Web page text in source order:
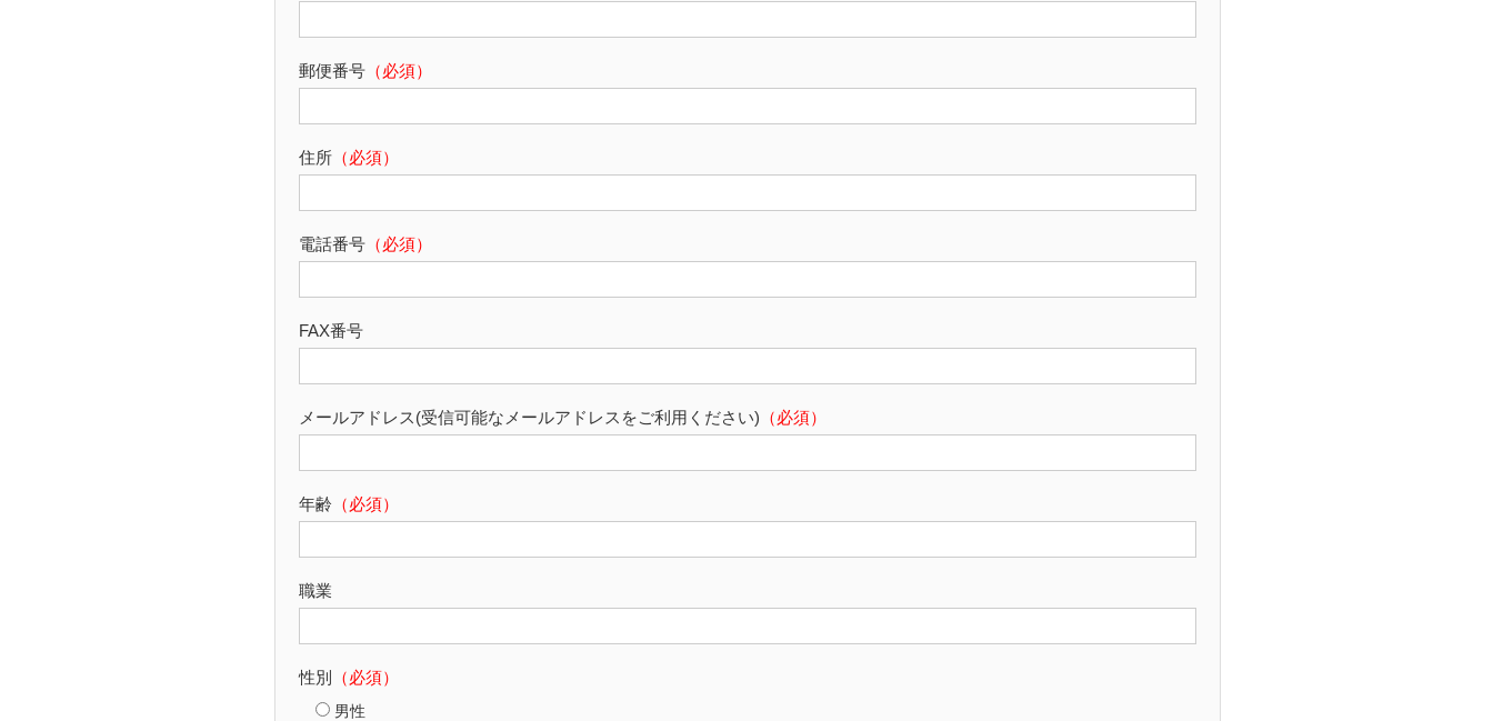
郵便番号 （必須）
住所 （必須）
電話番号 （必須）
FAX番号
メールアドレス(受信可能なメールアドレスをご利用ください) （必須）
年齢 （必須）
職業
性別 （必須）
男性